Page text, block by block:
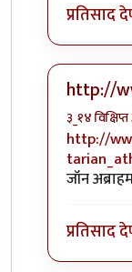
प्रतिसाद
http://
३_१४
In reply
http://
जॉन
प्रतिसाद